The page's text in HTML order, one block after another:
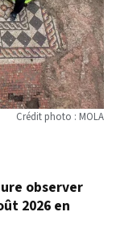
Crédit photo : MOLA
observer
2026 en